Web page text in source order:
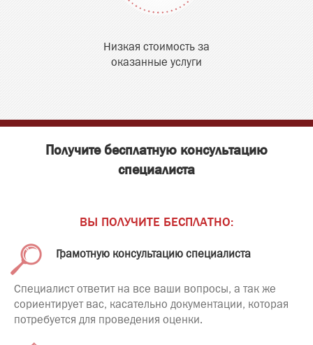
Низкая стоимость за
оказанные услуги
Получите бесплатную консультацию
специалиста
ВЫ ПОЛУЧИТЕ БЕСПЛАТНО:
Грамотную консультацию специалиста
Специалист ответит на все ваши вопросы, а так же
сориентирует вас, касательно документации, которая
потребуется для проведения оценки.